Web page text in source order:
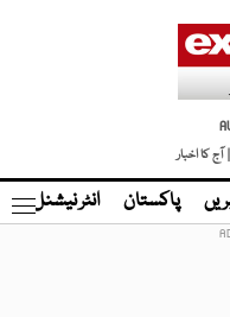
| آج کا اخبار
پاکستان انٹر نیشنل